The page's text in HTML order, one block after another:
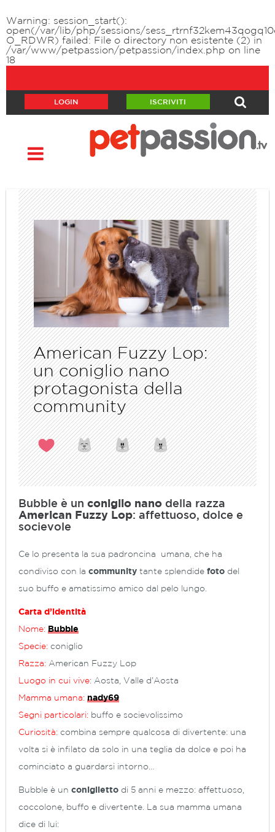
Warning : session_start():
open(/var/lib/php/sessions/
O_RDWR) failed: File o directory non esistente (2) in
/var/www/petpassion/petpassion/index.php on line
18
LOGIN ISCRIVITI
American Fuzzy Lop:
un coniglio nano
protagonista della
community
Bubble è un coniglio nano della razza
American Fuzzy Lop: affettuoso, dolce e
socievole
Ce lo presenta la sua padroncina umana, che ha
condiviso con la community tante splendide foto del
suo buffo e amatissimo amico dal pelo lungo.
Carta d’identità
Nome: Bubble
Specie: coniglio
Razza: American Fuzzy Lop
Luogo in cui vive: Aosta, Valle d’Aosta
Mamma umana: nady69
Segni particolari: buffo e socievolissimo
Curiosità: combina sempre qualcosa di divertente: una
volta si è infilato da solo in una teglia da dolce e poi ha
cominciato a guardarsi intorno…
Bubble è un coniglietto di 5 anni e mezzo: affettuoso,
coccolone, buffo e divertente. La sua mamma umana
dice di lui: